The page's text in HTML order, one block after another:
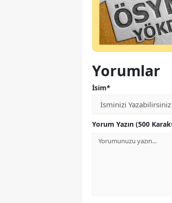
Yorumlar
İsim*
Yorum Yazın (500